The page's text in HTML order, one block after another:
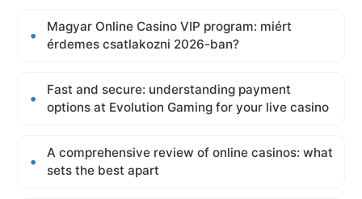
Magyar Online Casino VIP program: miért
érdemes csatlakozni 2026-ban?
Fast and secure: understanding payment
options at Evolution Gaming for your live casino
A comprehensive review of online casinos: what
sets the best apart